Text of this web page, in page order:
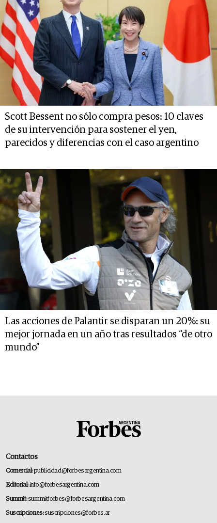
Scott Bessent no sólo compra pesos: 10 claves
de su intervención para sostener el yen,
parecidos y diferencias con el caso argentino
Las acciones de Palantir se disparan un 20%: su
mejor jornada en un año tras resultados “de otro
mundo”
Contactos
Comercial:publicidad@forbesargentina.com
Editorial:info@forbesargentina.com
Summit:summitforbes@forbesargentina.com
Suscripciones:suscripciones@forbes.ar